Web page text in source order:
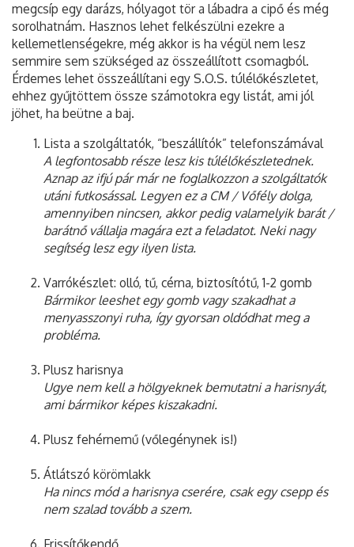
megcsíp egy darázs, hólyagot tör a lábadra a cipő és még
sorolhatnám. Hasznos lehet felkészülni ezekre a
kellemetlenségekre, még akkor is ha végül nem lesz
semmire sem szükséged az összeállított csomagból.
Érdemes lehet összeállítani egy S.O.S. túlélőkészletet,
ehhez gyűjtöttem össze számotokra egy listát, ami jól
jöhet, ha beütne a baj.
Lista a szolgáltatók, “beszállítók” telefonszámával
A legfontosabb része lesz kis túlélőkészletednek.
Aznap az ifjú pár már ne foglalkozzon a szolgáltatók
utáni futkosással. Legyen ez a CM / Vőfély dolga,
amennyiben nincsen, akkor pedig valamelyik barát /
barátnő vállalja magára ezt a feladatot. Neki nagy
segítség lesz egy ilyen lista.
Varrókészlet: olló, tű, cérna, biztosítótű, 1-2 gomb
Bármikor leeshet egy gomb vagy szakadhat a
menyasszonyi ruha, így gyorsan oldódhat meg a
probléma.
Plusz harisnya
Ugye nem kell a hölgyeknek bemutatni a harisnyát,
ami bármikor képes kiszakadni.
Plusz fehérnemű (vőlegénynek is!)
Átlátszó körömlakk
Ha nincs mód a harisnya cserére, csak egy csepp és
nem szalad tovább a szem.
Frissítőkendő